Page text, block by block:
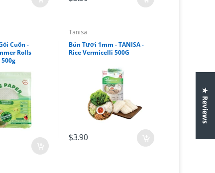
Cuốn -
Rolls
Tanisa
Bún Tươi 1mm - TANISA -
Rice Vermicelli 500G
$3.90
★ Reviews